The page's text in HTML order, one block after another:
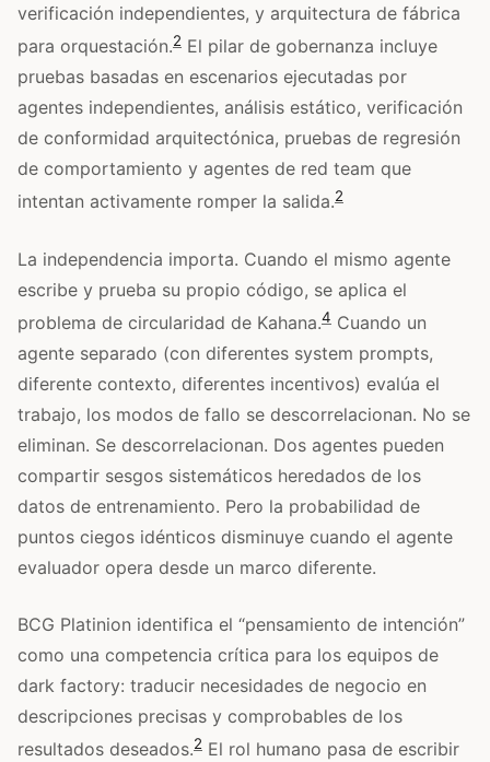
verificación independientes, y arquitectura de fábrica
para orquestación.2 El pilar de gobernanza incluye
pruebas basadas en escenarios ejecutadas por
agentes independientes, análisis estático, verificación
de conformidad arquitectónica, pruebas de regresión
de comportamiento y agentes de red team que
intentan activamente romper la salida.2
La independencia importa. Cuando el mismo agente
escribe y prueba su propio código, se aplica el
problema de circularidad de Kahana.4 Cuando un
agente separado (con diferentes system prompts,
diferente contexto, diferentes incentivos) evalúa el
trabajo, los modos de fallo se descorrelacionan. No se
eliminan. Se descorrelacionan. Dos agentes pueden
compartir sesgos sistemáticos heredados de los
datos de entrenamiento. Pero la probabilidad de
puntos ciegos idénticos disminuye cuando el agente
evaluador opera desde un marco diferente.
BCG Platinion identifica el “pensamiento de intención”
como una competencia crítica para los equipos de
dark factory: traducir necesidades de negocio en
descripciones precisas y comprobables de los
resultados deseados.2 El rol humano pasa de escribir